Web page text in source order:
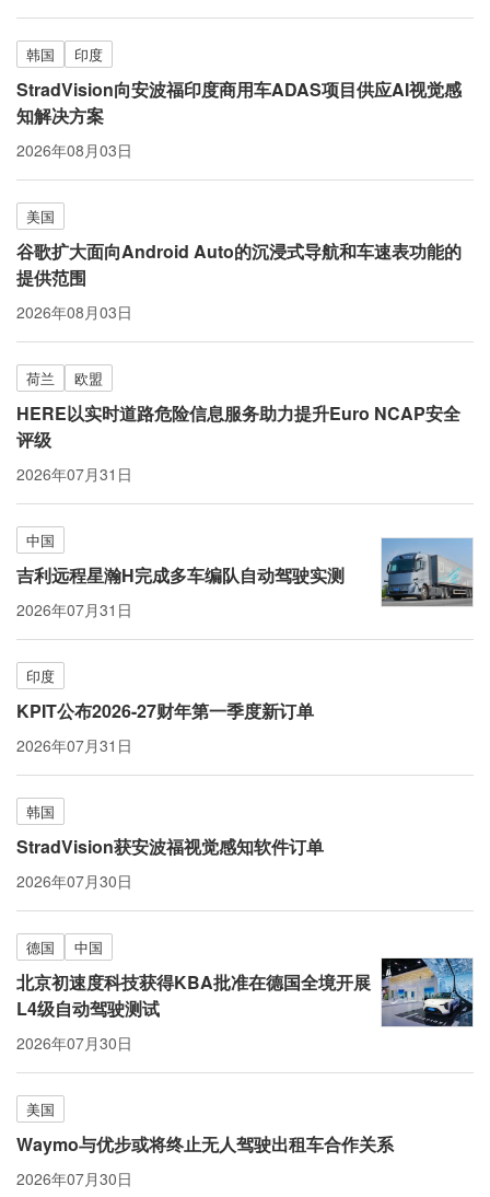
韩国 印度
StradVision向安波福印度商用车ADAS项目供应AI视觉感
知解决方案
2026年08月03日
美国
谷歌扩大面向Android Auto的沉浸式导航和车速表功能的
提供范围
2026年08月03日
荷兰 欧盟
HERE以实时道路危险信息服务助力提升Euro NCAP安全
评级
2026年07月31日
中国
吉利远程星瀚H完成多车编队自动驾驶实测
2026年07月31日
印度
KPIT公布2026-27财年第一季度新订单
2026年07月31日
韩国
StradVision获安波福视觉感知软件订单
2026年07月30日
德国 中国
北京初速度科技获得KBA批准在德国全境开展
L4级自动驾驶测试
2026年07月30日
美国
Waymo与优步或将终止无人驾驶出租车合作关系
2026年07月30日